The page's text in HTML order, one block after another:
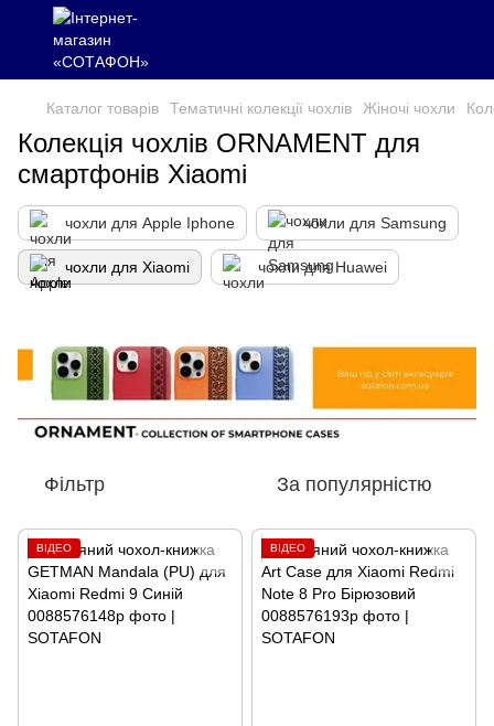
Каталог товарів Тематичні колекції чохлів Жіночі чохли
Колекція чохлів ORNAMENT для
смартфонів Xiaomi
чохли для Apple Iphone чохли для Samsung
чохли для Xiaomi чохли для Huawei
Фільтр За популярністю
ВІДЕО ВІДЕО